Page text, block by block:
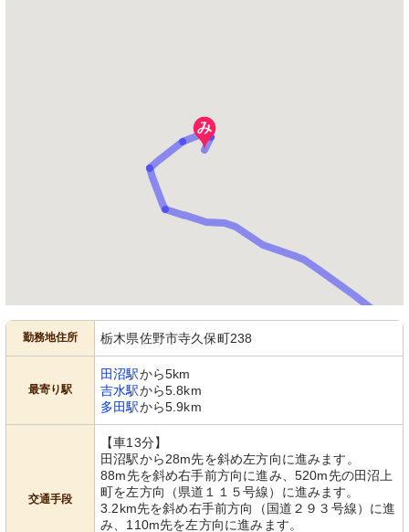
勤務地住所 栃木県佐野市寺久保町238
最寄り駅
田沼駅から5km
吉水駅から5.8km
多田駅から5.9km
交通手段
【車13分】
田沼駅から28m先を斜め左方向に進みます。
88m先を斜め右手前方向に進み、520m先の田沼上
町を左方向（県道１１５号線）に進みます。
3.2km先を斜め右手前方向（国道２９３号線）に進
み、110m先を左方向に進みます。